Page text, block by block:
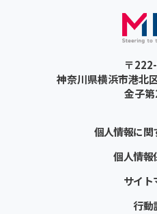
〒
神奈川県横浜市港北
金子
個人情報に関
個人情報
サイト
行動